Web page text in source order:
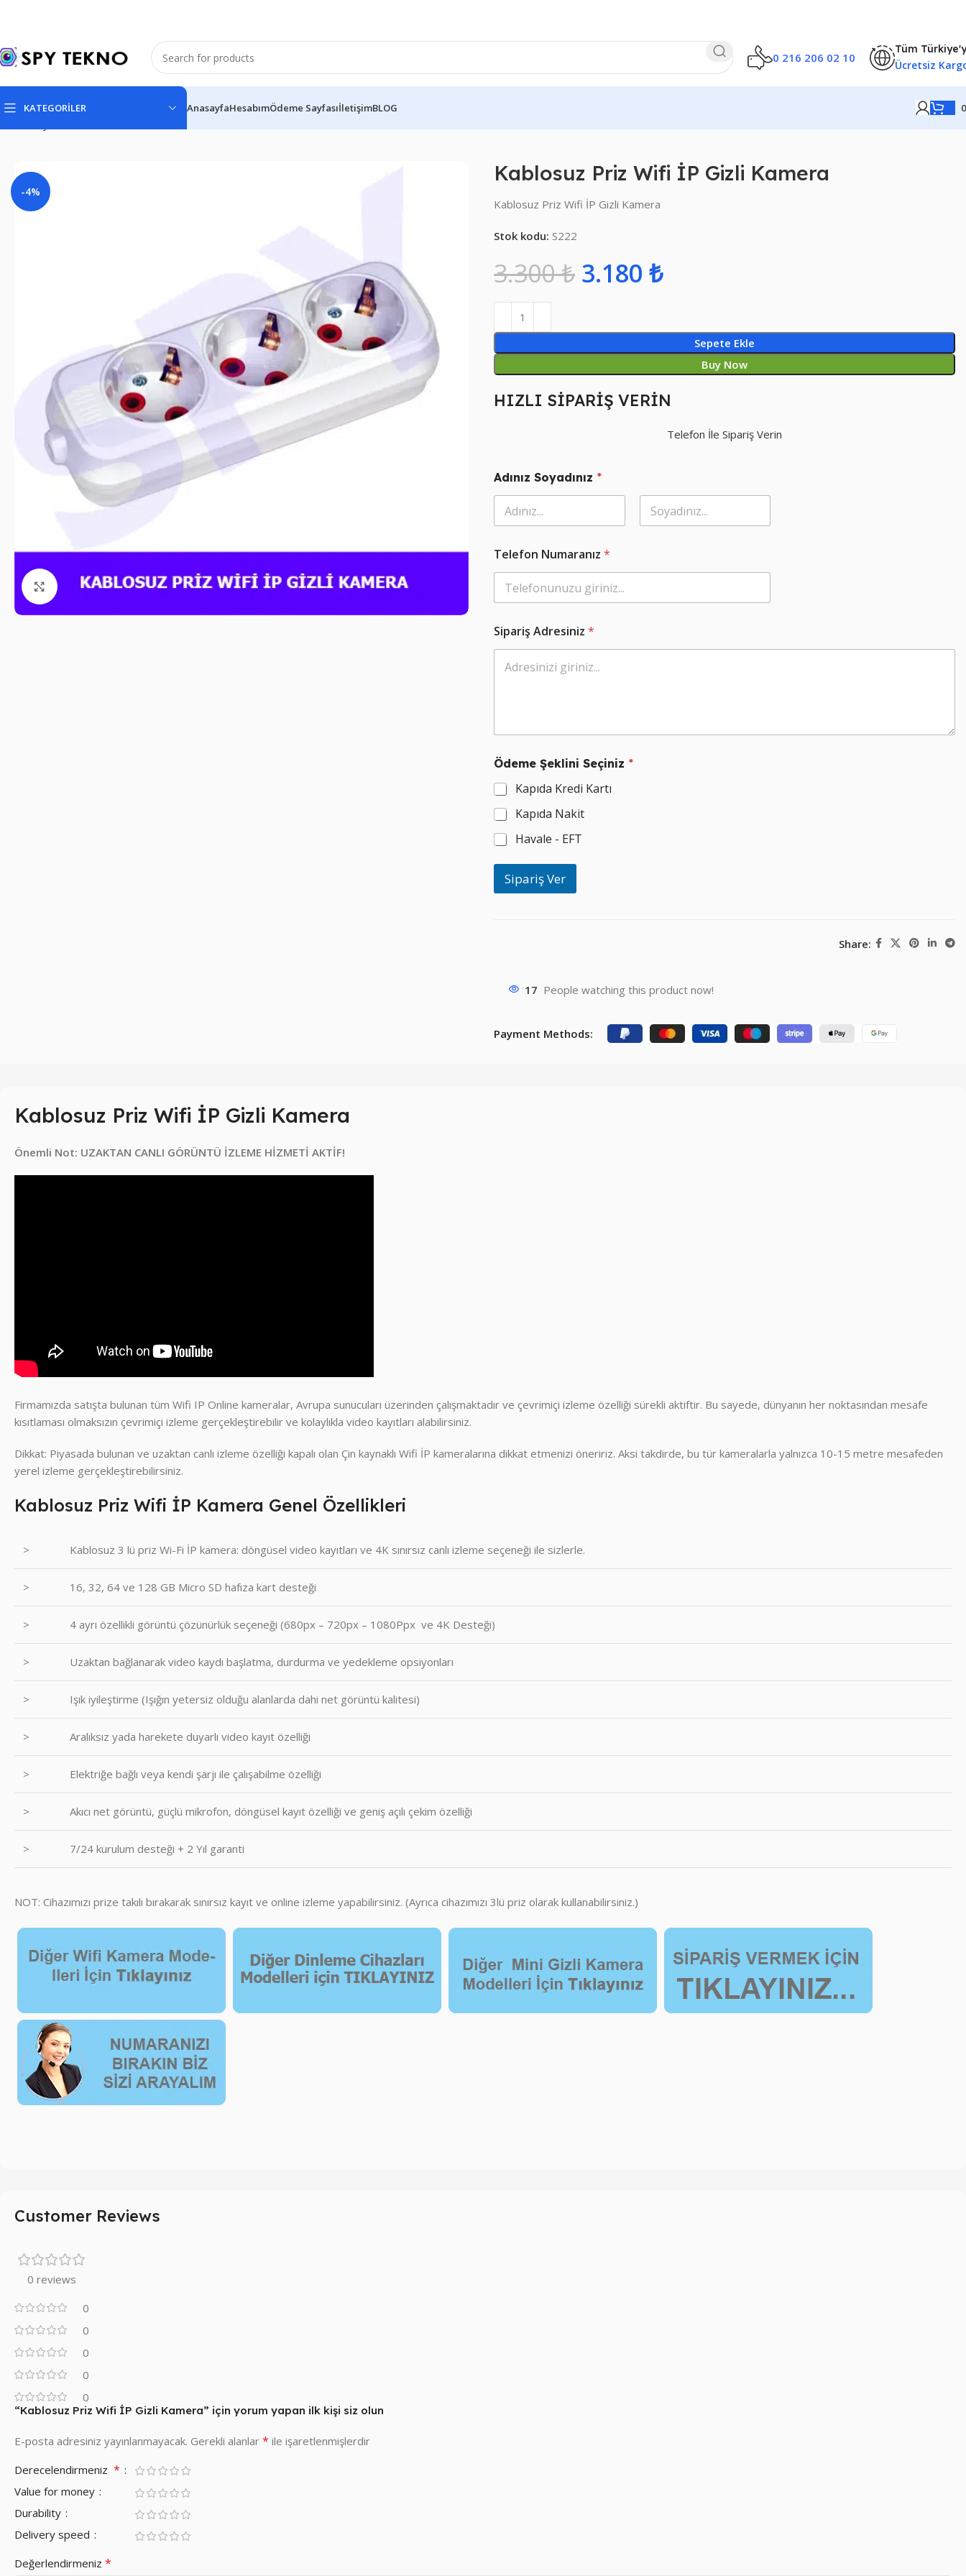
0 216 206 02 10
Tüm
Ücretsiz
KATEGORİLER AnasayfaHesabımÖdeme SayfasıİletişimBLOG
-4%
Click to enlarge
Kablosuz Priz Wifi İP Gizli Kamera
Kablosuz Priz Wifi İP Gizli Kamera
Stok kodu: S222
3.300₺ 3.180 ₺
Sepete Ekle
Buy Now
HIZLI SİPARİŞ VERİN
Telefon İle Sipariş Verin
Adınız Soyadınız *
d
e
e
d
r
e
Ş
k
i
i
Telefon Numaranız *
Sipariş Adresiniz *
Ödeme Şeklini Seçiniz *
Kapıda Kredi Kartı
Kapıda Nakit
Havale - EFT
Sipariş Ver
Share:
17 People watching this product now!
Payment Methods:
Kablosuz Priz Wifi İP Gizli Kamera
Önemli Not: UZAKTAN CANLI GÖRÜNTÜ İZLEME HİZMETİ AKTİF!
Firmamızda satışta bulunan tüm Wifi IP Online kameralar, Avrupa sunucuları üzerinden çalışmaktadır ve çevrimiçi izleme özelliği sürekli aktiftir. Bu sayede, dünyanın her noktasından mesafe
kısıtlaması olmaksızın çevrimiçi izleme gerçekleştirebilir ve kolaylıkla video kayıtları alabilirsiniz.
Dikkat: Piyasada bulunan ve uzaktan canlı izleme özelliği kapalı olan Çin kaynaklı Wifi İP kameralarına dikkat etmenizi öneririz. Aksi takdirde, bu tür kameralarla yalnızca 10-15 metre mesafeden
yerel izleme gerçekleştirebilirsiniz.
Kablosuz Priz Wifi İP Kamera Genel Özellikleri
> Kablosuz 3 lü priz Wi-Fi İP kamera: döngüsel video kayıtları ve 4K sınırsız canlı izleme seçeneği ile sizlerle.
> 16, 32, 64 ve 128 GB Micro SD hafıza kart desteği
> 4 ayrı özellikli görüntü çözünürlük seçeneği (680px – 720px – 1080Ppx ve 4K Desteği)
> Uzaktan bağlanarak video kaydı başlatma, durdurma ve yedekleme opsiyonları
> Işık iyileştirme (Işığın yetersiz olduğu alanlarda dahi net görüntü kalitesi)
> Aralıksız yada harekete duyarlı video kayıt özelliği
> Elektriğe bağlı veya kendi şarjı ile çalışabilme özelliği
> Akıcı net görüntü, güçlü mikrofon, döngüsel kayıt özelliği ve geniş açılı çekim özelliği
> 7/24 kurulum desteği + 2 Yıl garanti
NOT: Cihazımızı prize takılı bırakarak sınırsız kayıt ve online izleme yapabilirsiniz. (Ayrıca cihazımızı 3lü priz olarak kullanabilirsiniz.)
Customer Reviews
0 reviews
0
0
0
0
0
“Kablosuz Priz Wifi İP Gizli Kamera” için yorum yapan ilk kişi siz olun
E-posta adresiniz yayınlanmayacak. Gerekli alanlar * ile işaretlenmişlerdir
Derecelendirmeniz *
Value for money
Durability
Delivery speed
Değerlendirmeniz *